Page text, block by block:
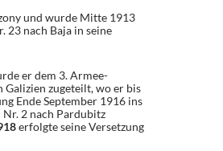
und wurde Mitte 1913
23 nach Baja in seine
er dem 3. Armee-
zugeteilt, wo er bis
Ende September 1916 ins
2 nach Pardubitz
erfolgte seine Versetzung